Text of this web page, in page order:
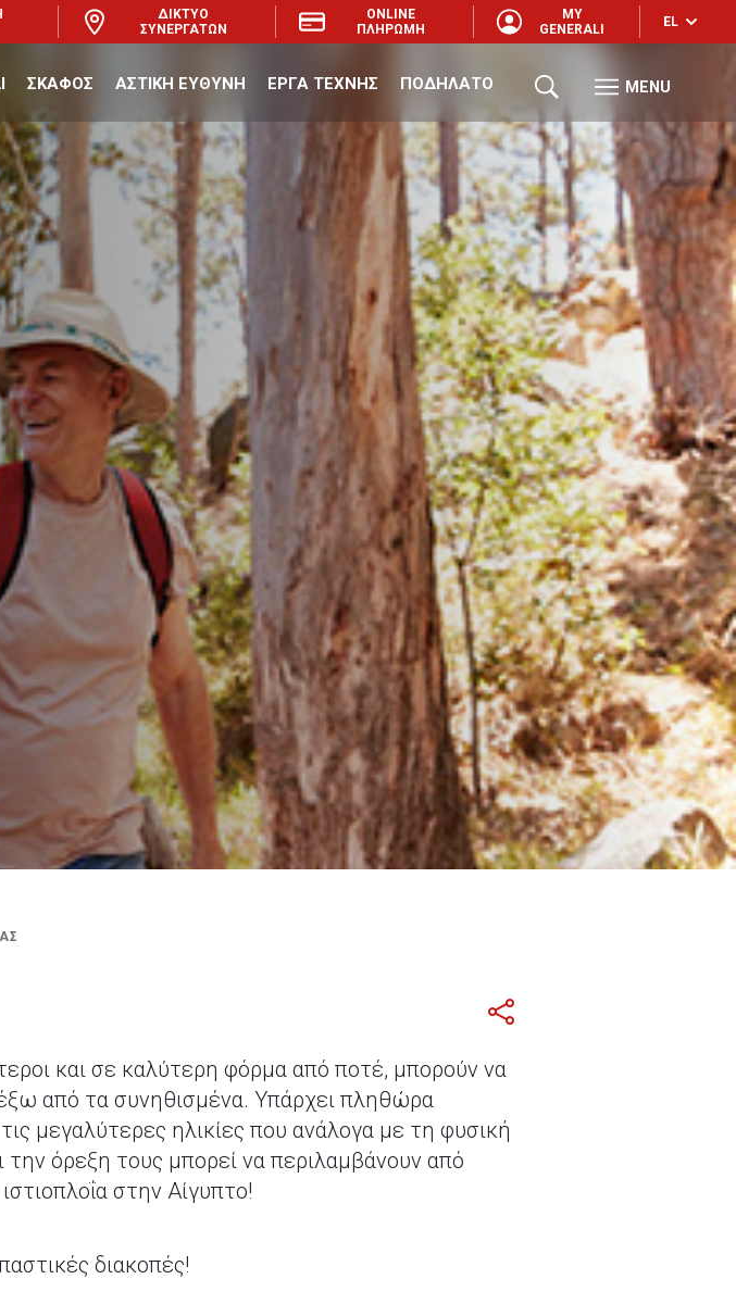
ΔΙΚΤΥΟ
ΣΥΝΕΡΓΑΤΩΝ
ONLINE
ΠΛΗΡΩΜΗ
MY
GENERALI
EL
ΣΚΑΦΟΣ ΑΣΤΙΚΗ ΕΥΘΥΝΗ ΕΡΓΑ ΤΕΧΝΗΣ ΠΟΔΗΛΑΤΟ
και σε καλύτερη φόρμα από ποτέ, μπορούν να
από τα συνηθισμένα. Υπάρχει πληθώρα
μεγαλύτερες ηλικίες που ανάλογα με τη φυσική
όρεξη τους μπορεί να περιλαμβάνουν από
στην Αίγυπτο!
διακοπές!